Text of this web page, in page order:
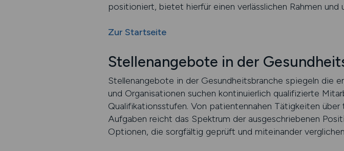
positioniert, bietet hierfür einen verlässlichen Rahmen
Zur Startseite
Stellenangebote in der
Stellenangebote in der Gesundheitsbranche spiegeln die
und Organisationen suchen kontinuierlich qualifizierte
Qualifikationsstufen. Von patientennahen Tätigkeiten
Aufgaben reicht das Spektrum der ausgeschriebenen
Optionen, die sorgfältig geprüft und miteinander